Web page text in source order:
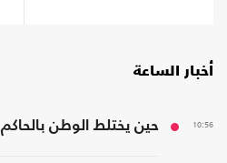
أخبار الساعة
10:56 حين يختلط الوطن بالحاكم